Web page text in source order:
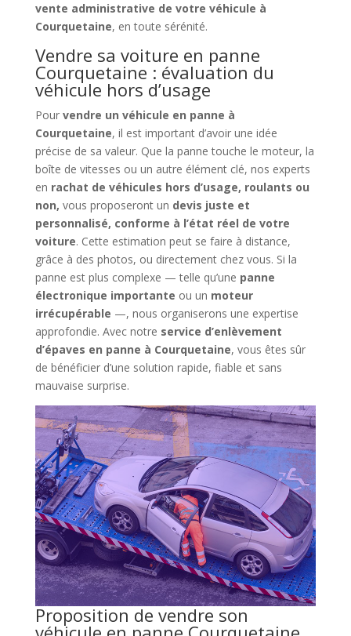
vente administrative de votre véhicule à
Courquetaine, en toute sérénité.
Vendre sa voiture en panne
Courquetaine : évaluation du
véhicule hors d’usage
Pour vendre un véhicule en panne à
Courquetaine, il est important d’avoir une idée
précise de sa valeur. Que la panne touche le moteur, la
boîte de vitesses ou un autre élément clé, nos experts
en rachat de véhicules hors d’usage, roulants ou
non, vous proposeront un devis juste et
personnalisé, conforme à l’état réel de votre
voiture. Cette estimation peut se faire à distance,
grâce à des photos, ou directement chez vous. Si la
panne est plus complexe — telle qu’une panne
électronique importante ou un moteur
irrécupérable —, nous organiserons une expertise
approfondie. Avec notre service d’enlèvement
d’épaves en panne à Courquetaine, vous êtes sûr
de bénéficier d’une solution rapide, fiable et sans
mauvaise surprise.
Proposition de vendre son